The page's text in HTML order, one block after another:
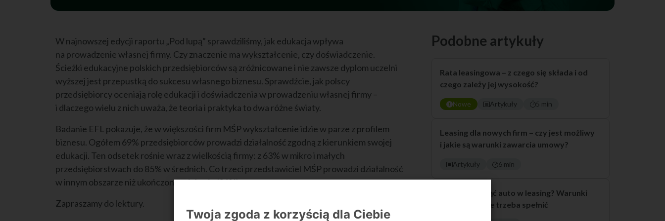
W najnowszej edycji raportu „Pod lupą” sprawdziliśmy, jak edukacja wpływa
na prowadzenie własnej firmy. Czy znaczenie ma wykształcenie, czy doświadczenie.
Ścieżki edukacyjne polskich przedsiębiorców są zróżnicowane i nie zawsze dyplom uczelni
wyższej jest przepustką do sukcesu własnego biznesu. Sprawdźcie, jak polscy
przedsiębiorcy oceniają rolę edukacji i doświadczenia w prowadzeniu własnej firmy –
i dlaczego wielu z nich uważa, że teoria i praktyka to dwa różne światy.
Badanie EFL pokazuje, że w większości firm MŚP wykształcenie idzie w parze z profilem
biznesu. Ogółem 69% przedsiębiorców prowadzi działalność zgodną z kierunkiem swojej
edukacji. Ten odsetek rośnie wraz z wielkością firmy: z 63% w mikro i małych
przedsiębiorstwach do 85% w średnich. Co trzeci przedstawiciel MŚP prowadzi działalność
w innym obszarze niż ukończona edukacja (31%).
Zapraszamy do lektury.
Podobne artykuły
Rata leasingowa – z czego się składa i od
czego zależy jej wysokość?
Nowe Artykuły 5 min
Leasing dla nowych firm – czy jest możliwy
i jakie są warunki zawarcia umowy?
Artykuły 6 min
Kto może wziąć auto w leasing? Warunki
leasingu, które trzeba spełnić
Twoja zgoda z korzyścią dla Ciebie